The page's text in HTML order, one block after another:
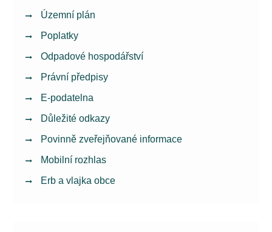
Územní plán
Poplatky
Odpadové hospodářství
Právní předpisy
E-podatelna
Důležité odkazy
Povinně zveřejňované informace
Mobilní rozhlas
Erb a vlajka obce